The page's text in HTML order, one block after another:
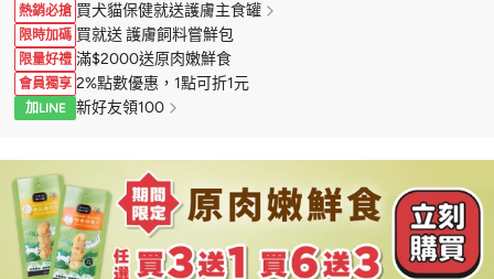
熱銷必搶 買犬貓保健就送護膚主食罐
限時加碼 買就送 護膚飼料嘗鮮包
限量好禮 滿$2000送原肉嫩鮮食
會員獨享 2%點數優惠，1點可折1元
加LINE 新好友領100